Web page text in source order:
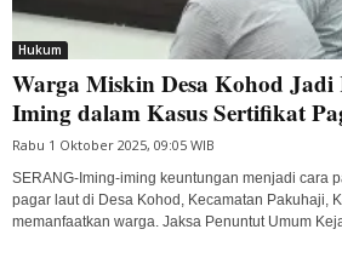
Hukum
Warga Miskin Desa Kohod
Iming dalam Kasus Sertifikat
Rabu 1 Oktober 2025, 09:05 WIB
SERANG-Iming-iming keuntungan menjadi cara
pagar laut di Desa Kohod, Kecamatan Pakuhaji,
memanfaatkan warga. Jaksa Penuntut Umum